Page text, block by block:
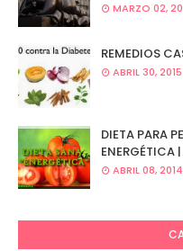
MARZO 02,
REMEDIOS
ABRIL 30, 2015
DIETA PARA
ENERGÉTICA
ABRIL 08, 2014